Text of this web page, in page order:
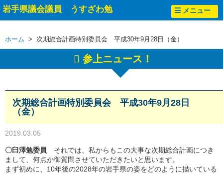
岩手県議会議員 うすざわ勉 メニュー
ホーム > 次期総合計画特別委員会 平成30年9月28日（金）
参上ニュース！
次期総合計画特別委員会 平成30年9月28日
（金）
2019.03.05
〇臼澤勉委員 それでは、私からもこの大事な次期総合計画につき
まして、何点か御質問させていただきたいと思います。
まず初めに、10年後の2028年の岩手県の姿をどのように描いている